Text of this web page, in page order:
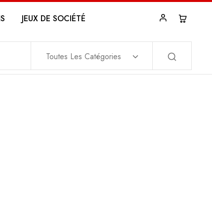
JEUX DE SOCIÉTÉ
Toutes Les Catégories